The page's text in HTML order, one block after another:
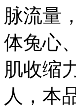
脉流量
体兔心
肌收缩
人，本